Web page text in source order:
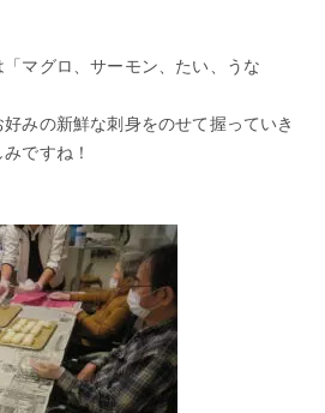
マグロ、サーモン、たい、うな
みの新鮮な刺身をのせて握っていき
ですね！